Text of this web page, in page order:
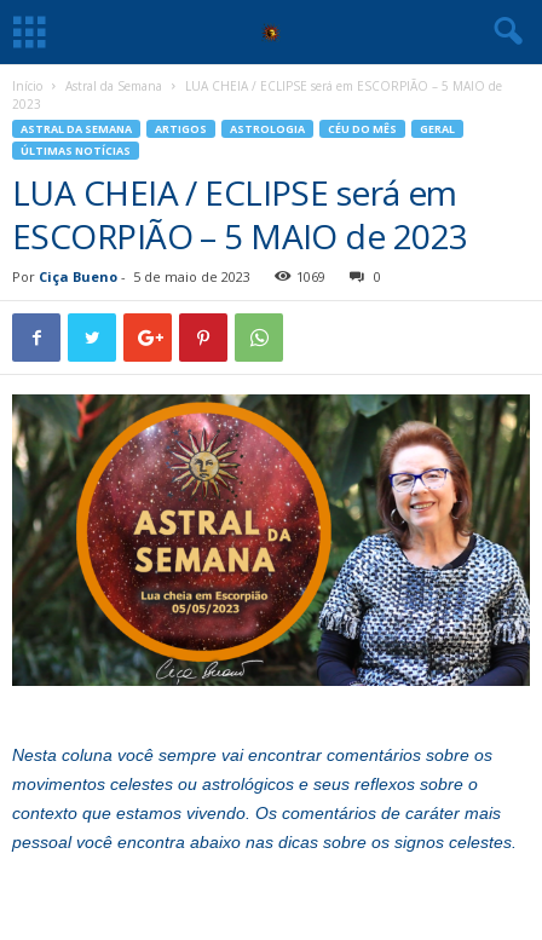
Início Astral da Semana
LUA CHEIA / ECLIPSE será em ESCORPIÃO – 5 MAIO de
2023
ASTRAL DA SEMANA ARTIGOS ASTROLOGIA CÉU DO MÊS
GERAL
ÚLTIMAS NOTÍCIAS
LUA CHEIA / ECLIPSE será em
ESCORPIÃO – 5 MAIO de 2023
Por Ciça Bueno - 5 de maio de 2023 1069 0
Nesta coluna você sempre vai encontrar comentários sobre os
movimentos celestes ou astrológicos e seus reflexos sobre o
contexto que estamos vivendo. Os comentários de caráter mais
pessoal você encontra abaixo nas dicas sobre os signos celestes.